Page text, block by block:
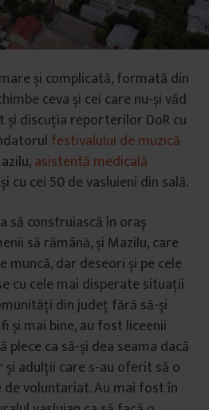
și complicată, formată din
ceva și cei care nu-și văd
și discuția reporterilor DoR cu
festivalului de muzică
asistentă medicală
cu cei 50 de vasluieni din sală.
să construiască în oraș
să rămână, și Mazilu, care
muncă, dar deseori și pe cele
cu cele mai disperate situații
din județ fără să-și
și mai bine, au fost liceenii
plece ca să-și dea seama dacă
și adulții care s-au oferit să o
voluntariat. Au mai fost în